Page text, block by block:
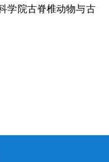
学院古脊椎动物与古